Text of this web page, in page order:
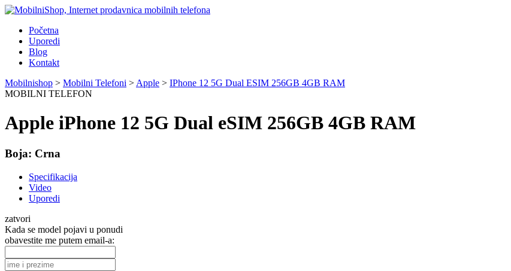
Početna
Uporedi
Blog
Kontakt
Mobilnishop > Mobilni Telefoni > Apple > IPhone 12 5G Dual ESIM 256GB 4GB RAM
MOBILNI TELEFON
Apple iPhone 12 5G Dual eSIM 256GB 4GB RAM
Boja: Crna
Specifikacija
Video
Uporedi
zatvori
Kada se model pojavi u ponudi
obavestite me putem email-a: